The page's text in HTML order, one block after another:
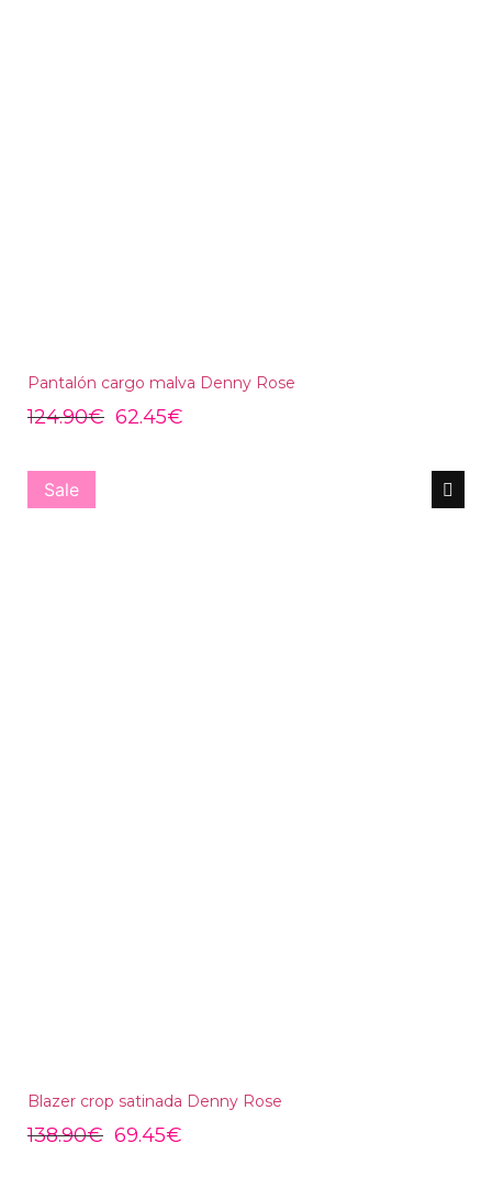
Pantalón cargo malva Denny Rose
124.90€ 62.45€
Sale
Blazer crop satinada Denny Rose
138.90€ 69.45€